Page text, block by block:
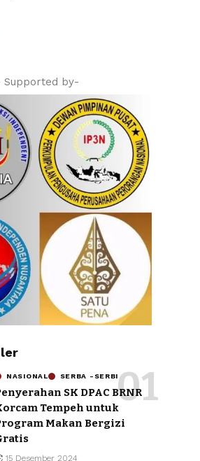
Supported by-
NASIONAL SERBA -SERBI
SK DPAC BRNR
Tempeh untuk
Makan Bergizi
15 Desember 2024